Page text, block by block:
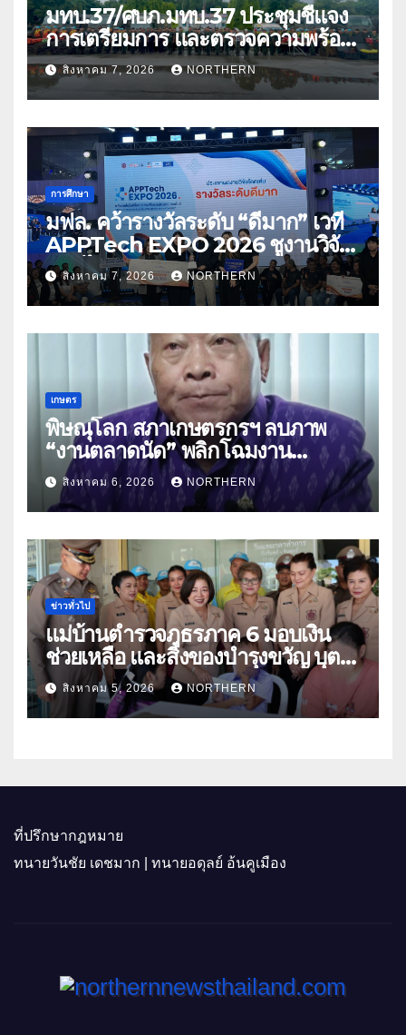
มทบ.37/ศบภ.มทบ.37 ประชุมชี้แจง
การเตรียมการ และตรวจความพร้อม
ด้านการบรรเทาสาธารณภัย
สิงหาคม 7, 2026 NORTHERN
การศึกษา
มฟล. คว้ารางวัลระดับ “ดีมาก” เวที
APPTech EXPO 2026 ชูงานวิจัย
สมุนไพร ขับเคลื่อนนวัตกรรมสู่เชิง
พาณิชย์
สิงหาคม 7, 2026 NORTHERN
เกษตร
พิษณุโลก สภาเกษตรกรฯ ลบภาพ
“งานตลาดนัด” พลิกโฉมงาน
“เกษตรรุ่งเรืองเมืองสองแคว 69” มุ่ง
ประโยชน์เกษตรกร ดึงนวัตกรรม-จับ
คู่ธุรกิจดันสินค้าเกษตรสู่สากล (คลิป)
สิงหาคม 6, 2026 NORTHERN
ข่าวทั่วไป
แม่บ้านตำรวจภูธรภาค 6 มอบเงิน
ช่วยเหลือ และสิ่งของบำรุงขวัญ บุตร-
ธิดา ข้าราชการตำรวจจังหวัด
อุทัยธานี
สิงหาคม 5, 2026 NORTHERN
ที่ปรึกษากฎหมาย
ทนายวันชัย เดชมาก | ทนายอดุลย์ อ้นคูเมือง